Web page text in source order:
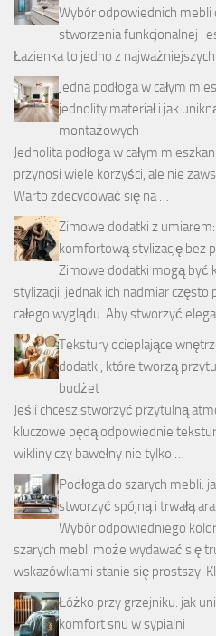
Wybór odpowiednich mebli
stworzenia funkcjonalnej i
Łazienka to jedno z
Jedna podłoga w całym
jednolity materiał i jak
montażowych
Jednolita podłoga w całym
przynosi wiele korzyści, ale nie
Warto zdecydować się na …
Zimowe dodatki z
komfortową stylizację bez
Zimowe dodatki mogą być
stylizacji, jednak ich nadmiar często
całego wyglądu. Aby stworzyć
Tekstury ocieplające
dodatki, które tworzą
budżet
Jeśli chcesz stworzyć przytulną
kluczowe będą odpowiednie
wikliny czy bawełny nie tylko …
Podłoga do szarych mebli:
stworzyć spójną i trwałą
Wybór odpowiedniego
szarych mebli może wydawać się
wskazówkami stanie się prostszy.
Łóżko przy grzejniku: jak
komfort snu w sypialni